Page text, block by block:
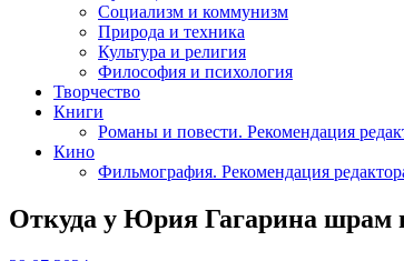
Социализм и коммунизм
Природа и техника
Культура и религия
Философия и психология
Творчество
Книги
Романы и повести. Рекомендация
Кино
Фильмография. Рекомендация
Откуда у Юрия Гагарина шрам